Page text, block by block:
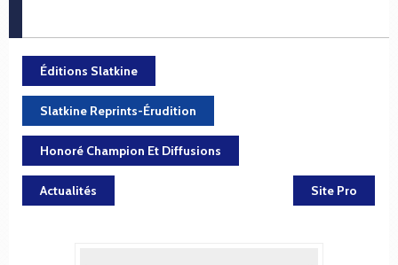
Éditions Slatkine
Slatkine Reprints-Érudition
Honoré Champion Et Diffusions
Actualités Site Pro